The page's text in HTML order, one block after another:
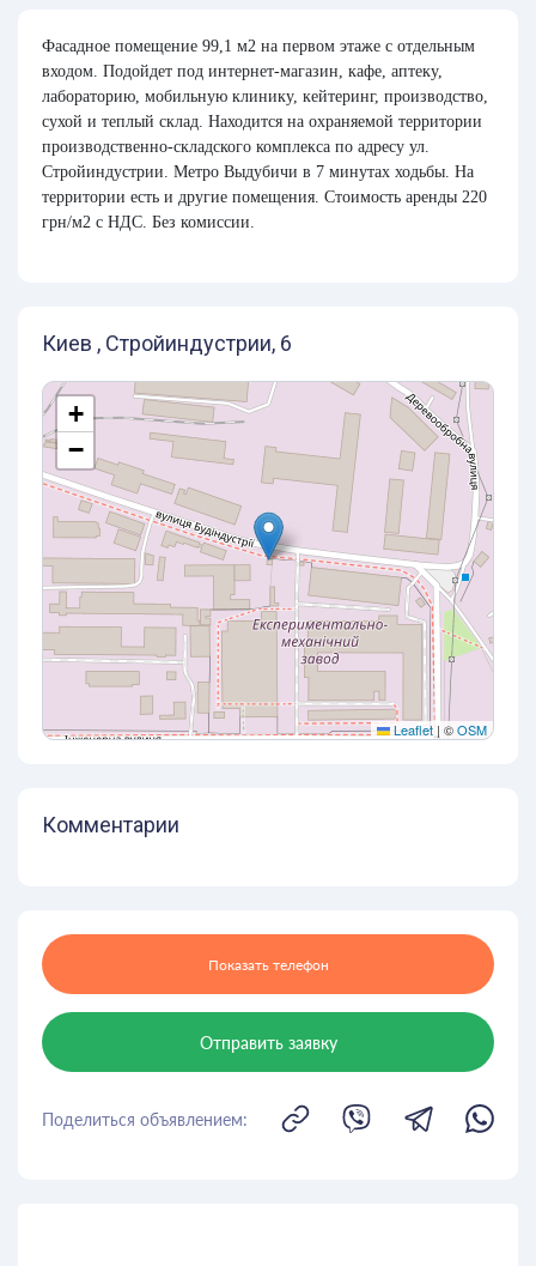
Фасадное помещение 99,1 м2 на первом этаже с отдельным
входом. Подойдет под интернет-магазин, кафе, аптеку,
лабораторию, мобильную клинику, кейтеринг, производство,
сухой и теплый склад. Находится на охраняемой территории
производственно-складского комплекса по адресу ул.
Стройиндустрии. Метро Выдубичи в 7 минутах ходьбы. На
территории есть и другие помещения. Стоимость аренды 220
грн/м2 с НДС. Без комиссии.
Киев , Стройиндустрии, 6
+
−
Leaflet | ©OSM
Комментарии
Показать телефон
Отправить заявку
Поделиться объявлением: